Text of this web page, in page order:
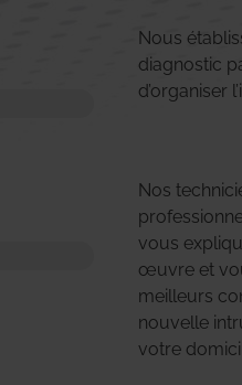
Nous
diagnostic
d’organiser
Nos
vous
œuvre et
meilleurs
nouvelle
votre